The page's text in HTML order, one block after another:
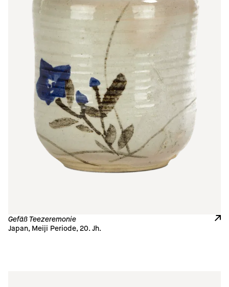
Gefäß Teezeremonie
Japan, Meiji Periode, 20. Jh.